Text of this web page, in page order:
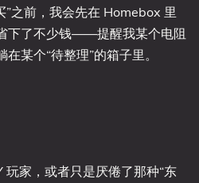
”之前，我会先在 Homebox 里
下了不少钱——提醒我某个电阻
某个“待整理”的箱子里。
家，或者只是厌倦了那种“东